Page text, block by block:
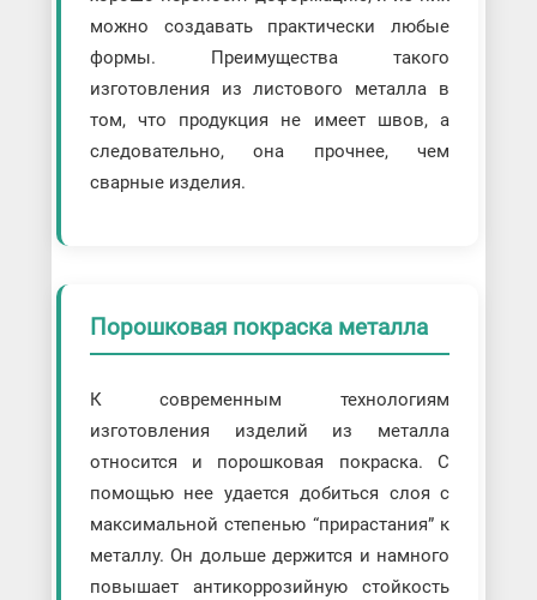
можно создавать практически любые
формы. Преимущества такого
изготовления из листового металла в
том, что продукция не имеет швов, а
следовательно, она прочнее, чем
сварные изделия.
Порошковая покраска металла
К современным технологиям
изготовления изделий из металла
относится и порошковая покраска. С
помощью нее удается добиться слоя с
максимальной степенью “прирастания” к
металлу. Он дольше держится и намного
повышает антикоррозийную стойкость